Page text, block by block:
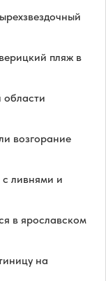
пляж в
области
возгорание
ливнями и
в ярославском
на